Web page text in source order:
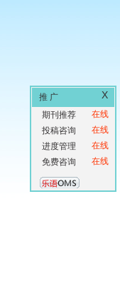
X
推 广
在线
期刊推荐
在线
投稿咨询
在线
进度管理
在线
免费咨询